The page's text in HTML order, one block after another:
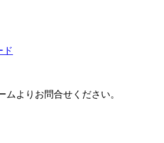
ド
ムよりお問合せください。